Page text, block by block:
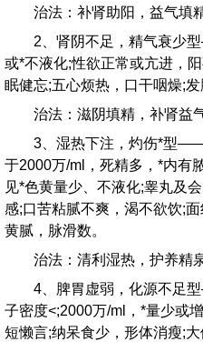
治法：补肾助阳，益气填
2、肾阴不足，精气衰少
或*不液化;性欲正常或亢进，
眠健忘;五心烦热，口干咽燥;
治法：滋阴填精，补肾益
3、湿热下注，灼伤*型
于2000万/ml，死精多，*内有
见*色黄量少、不液化;睾丸及
感;口苦粘腻不爽，渴不欲饮;
黄腻，脉滑数。
治法：清利湿热，护养精
4、脾胃虚弱，化源不足
子密度<;2000万/ml，*量少或
短懒言;纳呆食少，形体消瘦;